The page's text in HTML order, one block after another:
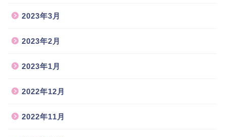
2023年3月
2023年2月
2023年1月
2022年12月
2022年11月